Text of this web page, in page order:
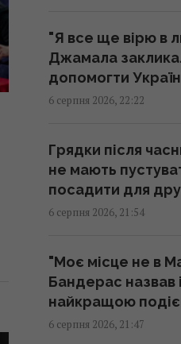
21:57 четвер, 06 серпня
Анчоуси чи
В Україну може
антидронова
Чим Україна може
"Іскандери":
"Я все ще вірю в
Джамала
допомогти
6 серпня 2026, 22:22
Грядки після
не мають
посадити для
6 серпня 2026, 21:54
"Моє місце не в
Бандерас назвав
найкращою
6 серпня 2026, 21:47